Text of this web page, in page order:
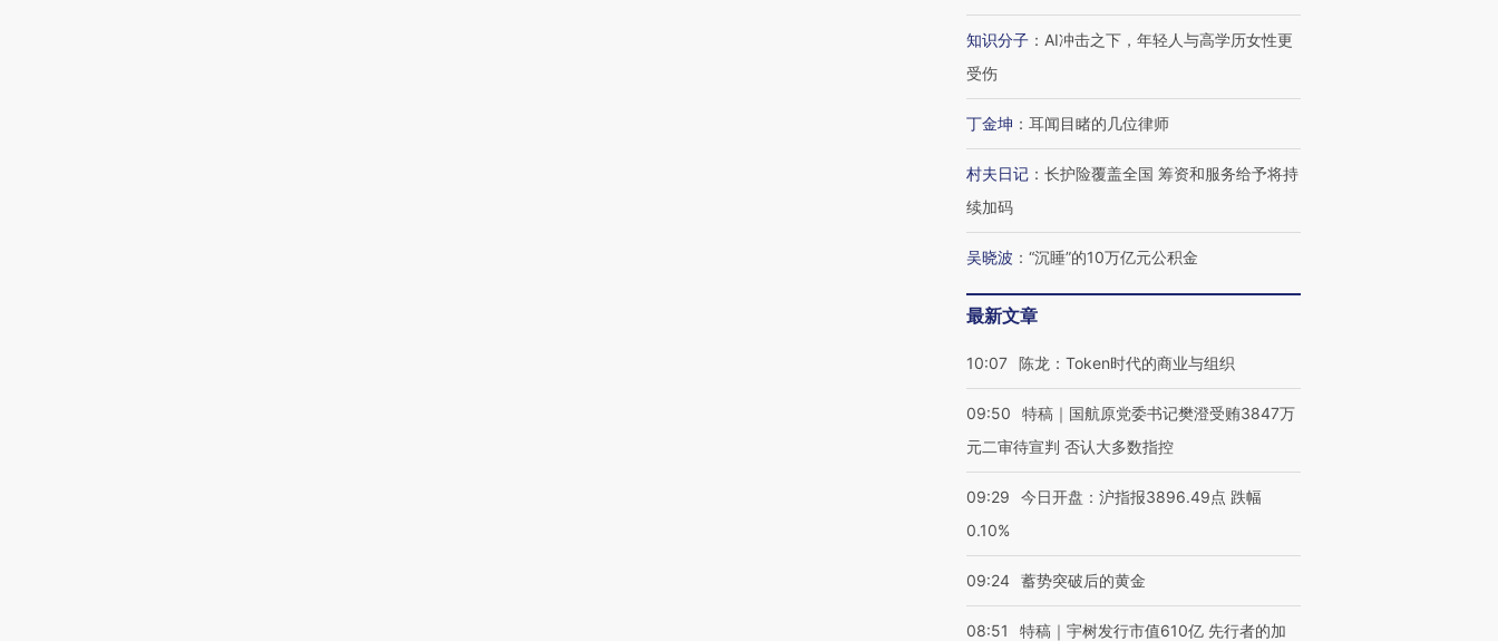
知识分子 ： AI冲击之下，年轻人与高学历女性更
受伤
丁金坤 ： 耳闻目睹的几位律师
村夫日记 ： 长护险覆盖全国 筹资和服务给予将持
续加码
吴晓波 ： “沉睡”的10万亿元公积金
最新文章
10:07 陈龙：Token时代的商业与组织
09:50
特稿｜国航原党委书记樊澄受贿3847万
元二审待宣判 否认大多数指控
09:29
今日开盘：沪指报3896.49点 跌幅
0.10%
09:24 蓄势突破后的黄金
08:51
特稿｜宇树发行市值610亿 先行者的加